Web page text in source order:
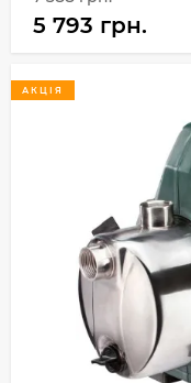
5 793 грн.
АКЦІЯ